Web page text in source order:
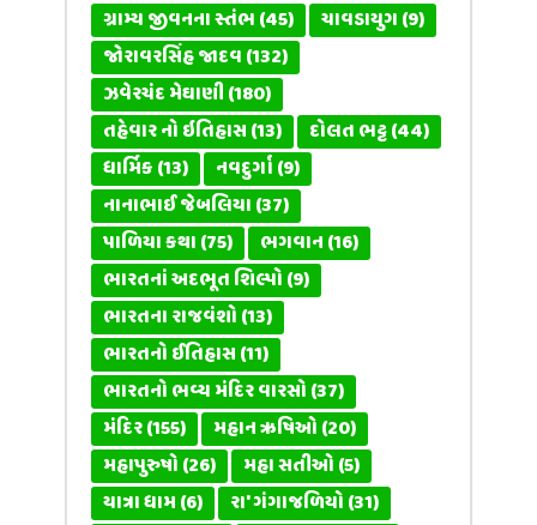
ગ્રામ્ય જીવનના સ્તંભ(45) ચાવડાયુગ(9)
જોરાવરસિંહ જાદવ(132)
ઝવેરચંદ મેઘાણી(180)
તહેવાર નો ઇતિહાસ(13) દોલત ભટ્ટ(44)
ધાર્મિક(13) નવદુર્ગા(9)
નાનાભાઈ જેબલિયા(37)
પાળિયા કથા(75) ભગવાન(16)
ભારતનાં અદભૂત શિલ્પો(9)
ભારતના રાજવંશો(13)
ભારતનો ઈતિહાસ(11)
ભારતનો ભવ્ય મંદિર વારસો(37)
મંદિર(155) મહાન ઋષિઓ(20)
મહાપુરુષો(26) મહા સતીઓ(5)
યાત્રા ધામ(6) રા' ગંગાજળિયો(31)